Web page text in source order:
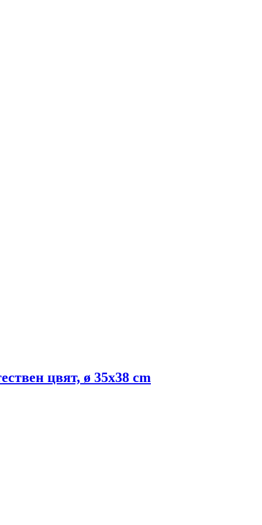
цвят, ø 35x38 cm